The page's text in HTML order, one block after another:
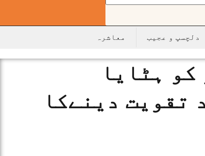
دلچسپ و عجیب معاشرہ
ہٹایا
تقویت دینےکا